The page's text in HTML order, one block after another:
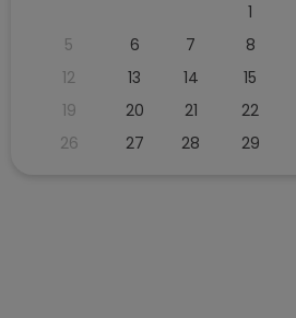
1
5
6 7 8
12
13 14 15
19
20 21 22
26
27 28 29